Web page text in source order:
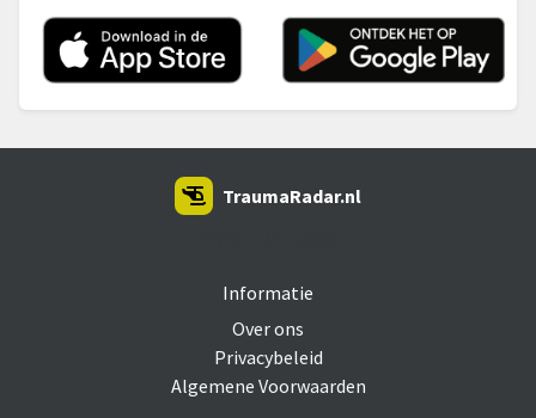
Informatie
Over ons
Privacybeleid
Algemene Voorwaarden
TraumaRadar.nl